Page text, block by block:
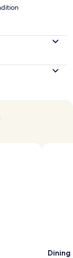
Dining